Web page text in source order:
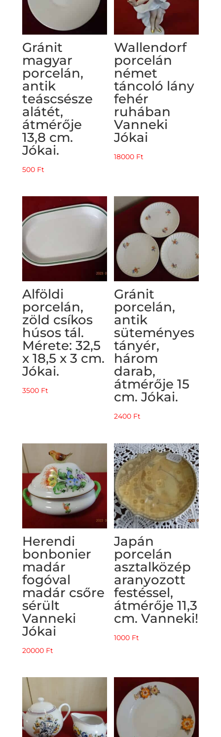
Gránit
magyar
porcelán,
antik
teáscsésze
alátét,
átmérője
13,8 cm.
Jókai.
500 Ft
Wallendorf
porcelán
német
táncoló lány
fehér
ruhában
Vanneki
Jókai
18000 Ft
Alföldi
porcelán,
zöld csíkos
húsos tál.
Mérete: 32,5
x 18,5 x 3 cm.
Jókai.
3500 Ft
Gránit
porcelán,
antik
süteményes
tányér,
három
darab,
átmérője 15
cm. Jókai.
2400 Ft
Herendi
bonbonier
madár
fogóval
madár csőre
sérült
Vanneki
Jókai
20000 Ft
Japán
porcelán
asztalközép
aranyozott
festéssel,
átmérője 11,3
cm. Vanneki!
1000 Ft